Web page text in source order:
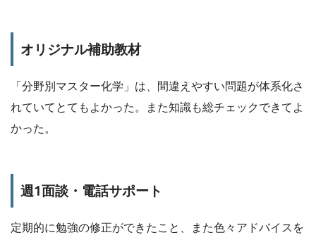
オリジナル補助教材
「分野別マスター化学」は、間違えやすい問題が体系化さ
れていてとてもよかった。また知識も総チェックできてよ
かった。
週1面談・電話サポート
定期的に勉強の修正ができたこと、また色々アドバイスを